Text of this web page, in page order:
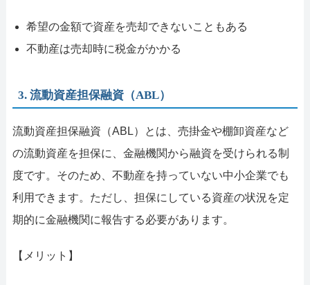
希望の金額で資産を売却できないこともある
不動産は売却時に税金がかかる
3. 流動資産担保融資（ABL）
流動資産担保融資（ABL）とは、売掛金や棚卸資産など
の流動資産を担保に、金融機関から融資を受けられる制
度です。そのため、不動産を持っていない中小企業でも
利用できます。ただし、担保にしている資産の状況を定
期的に金融機関に報告する必要があります。
【メリット】